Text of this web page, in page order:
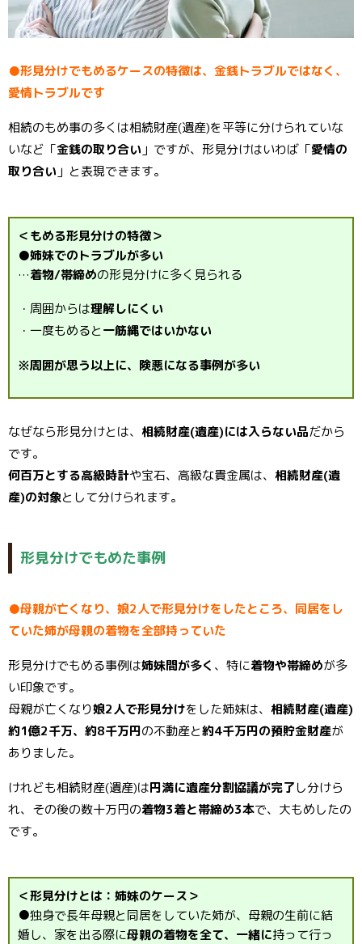
●形見分けでもめるケースの特徴は、金銭トラブルではなく、
愛情トラブルです
相続のもめ事の多くは相続財産(遺産)を平等に分けられていな
いなど「金銭の取り合い 」ですが、形見分けはいわば「愛情の
取り合い 」と表現できます。
＜もめる形見分けの特徴＞
●姉妹でのトラブルが多い
…着物/帯締めの形見分けに多く見られる
・周囲からは理解しにくい
・一度もめると一筋縄ではいかない
※周囲が思う以上に、険悪になる事例が多い
なぜなら形見分けとは、 相続財産(遺産)には入らない品だから
です。
何百万とする高級時計や宝石、高級な貴金属は、 相続財産(遺
産)の対象として分けられます。
形見分けでもめた事例
●母親が亡くなり、娘2人で形見分けをしたところ、同居をし
ていた姉が母親の着物を全部持っていた
形見分けでもめる事例は姉妹間が多く 、特に着物や帯締めが多
い印象です。
母親が亡くなり娘2人で形見分けをした姉妹は、 相続財産(遺産)
約1億2千万、約8千万円の不動産と約4千万円の預貯金財産が
ありました。
けれども相続財産(遺産)は円満に遺産分割協議が完了し分けら
れ、その後の数十万円の着物3着と帯締め3本で、大もめしたの
です。
＜形見分けとは：姉妹のケース＞
●独身で長年母親と同居をしていた姉が、母親の生前に結
婚し、家を出る際に母親の着物を全て、一緒に持って行っ